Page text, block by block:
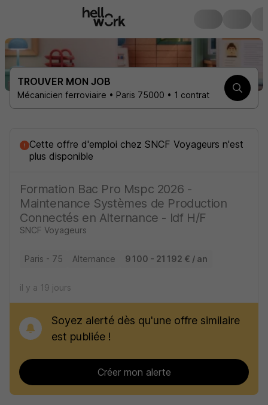
TROUVER MON JOB
Mécanicien ferroviaire • Paris 75000 • 1 contrat
Cette offre d'emploi chez SNCF Voyageurs n'est
plus disponible
Formation Bac Pro Mspc 2026 -
Maintenance Systèmes de Production
Connectés en Alternance - Idf H/F
SNCF Voyageurs
Paris - 75 Alternance 9 100 - 21 192 € / an
il y a 19 jours
Soyez alerté dès qu'une offre similaire
est publiée !
Créer mon alerte